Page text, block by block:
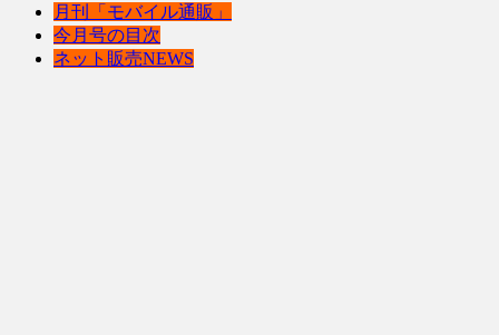
月刊「モバイル通販」
今月号の目次
ネット販売NEWS